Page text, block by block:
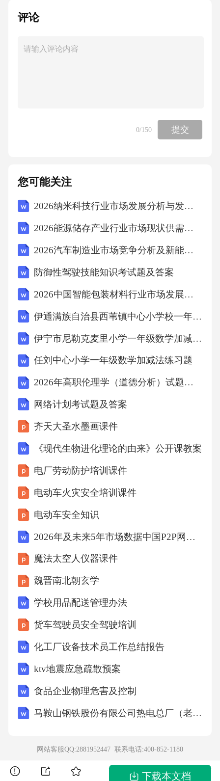
B.直接用脚踩住材料
B.不进行任何安全检查
C.忽略安全操作规程
D.仅在紧急情况下佩戴防护装备
10.以下哪种情况属于紧急停机？（）
B.作业过程中感到不适
C.工作区域温度过高
D.工作时间过长
11.在进行裁边作业时，以下哪种行为是安全
的？（）
B.穿着宽松衣物
C.佩戴防护手套
D.在没有防护的情况下操作
12.使用砂光机时，应确保（）。
B.直接触摸砂光机
C.在没有防护的情况下操作
使用的？（）
评论
0/150 提交
您可能关注
2026纳米科技行业市场发展分析与发展趋势及投资前景预测报告
2026能源储存产业行业市场现状供需分析及投资评估规划分析研究报告
2026汽车制造业市场竞争分析及新能源汽车产业链整体发展规划
防御性驾驶技能知识考试题及答案
2026中国智能包装材料行业市场发展分析及投资价值评估研究报告
伊通满族自治县西苇镇中心小学校一年级数学加减法练习题
伊宁市尼勒克麦里小学一年级数学加减法练习题
任刘中心小学一年级数学加减法练习题
2026年高职伦理学（道德分析）试题及答案
网络计划考试题及答案
齐天大圣水墨画课件
《现代生物进化理论的由来》公开课教案
电厂劳动防护培训课件
电动车火灾安全培训课件
电动车安全知识
2026年及未来5年市场数据中国P2P网贷行业市场发展现状及投资规划建议报告
魔法太空人仪器课件
魏晋南北朝玄学
学校用品配送管理办法
货车驾驶员安全驾驶培训
化工厂设备技术员工作总结报告
ktv地震应急疏散预案
食品企业物理危害及控制
马鞍山钢铁股份有限公司热电总厂（老区）煤粉锅炉掺烧工业污泥改造项目环境影响报告书
网站客服QQ:2881952447 联系电话:400-852-1180
下载本文档